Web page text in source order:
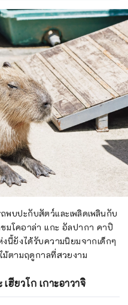
บปะกับสัตว์และเพลิดเพลินกับ
มโคอาล่า แกะ อัลปากา คาปิ
นี้ยังได้รับความนิยมจากเด็กๆ
ม้ตามฤดูกาลที่สวยงาม
ฮียวโก เกาะอาวาจิ